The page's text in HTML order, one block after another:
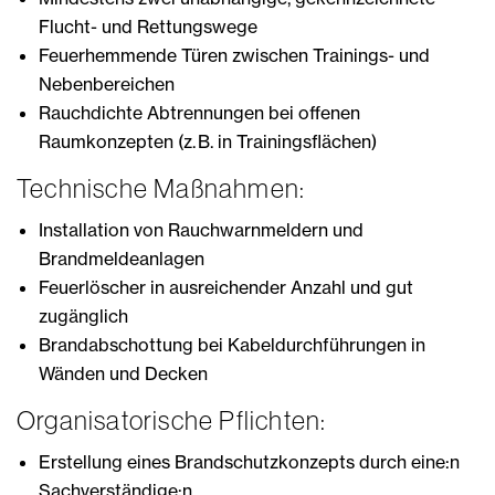
Flucht- und Rettungswege
Feuerhemmende Türen zwischen Trainings- und
Nebenbereichen
Rauchdichte Abtrennungen bei offenen
Raumkonzepten (z. B. in Trainingsflächen)
Technische Maßnahmen:
Installation von Rauchwarnmeldern und
Brandmeldeanlagen
Feuerlöscher in ausreichender Anzahl und gut
zugänglich
Brandabschottung bei Kabeldurchführungen in
Wänden und Decken
Organisatorische Pflichten:
Erstellung eines Brandschutzkonzepts durch eine:n
Sachverständige:n